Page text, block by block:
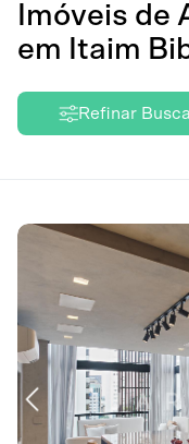
Imóveis de
em Itaim
Refinar Busca